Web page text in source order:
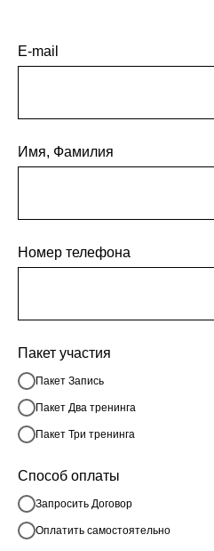
E-mail
Имя, Фамилия
Номер телефона
Пакет участия
Пакет Запись
Пакет Два тренинга
Пакет Три тренинга
Способ оплаты
Запросить Договор
Оплатить самостоятельно